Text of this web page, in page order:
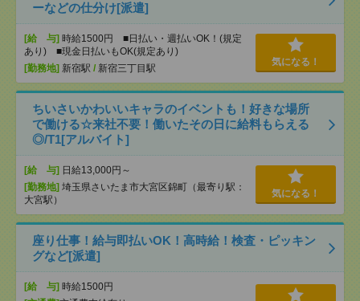
ーなどの仕分け[派遣]
[給 与] 時給1500円 ■日払い・週払いOK！(規定
あり) ■現金日払いもOK(規定あり)
[勤務地] 新宿駅 / 新宿三丁目駅
気になる！
ちいさいかわいいキャラのイベントも！好きな場所
で働ける☆来社不要！働いたその日に給料もらえる
◎/T1[アルバイト]
[給 与] 日給13,000円～
[勤務地] 埼玉県さいたま市大宮区錦町（最寄り駅：
大宮駅）
気になる！
座り仕事！給与即払いOK！高時給！検査・ピッキン
グなど[派遣]
[給 与] 時給1500円